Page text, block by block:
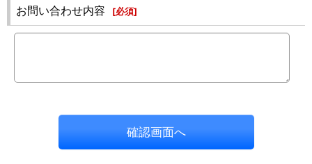
お問い合わせ内容 [必須]
確認画面へ